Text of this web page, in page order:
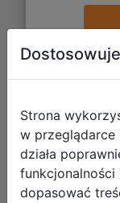
Strona
w przeglądarce
działa
funkcjonalności
dopasować